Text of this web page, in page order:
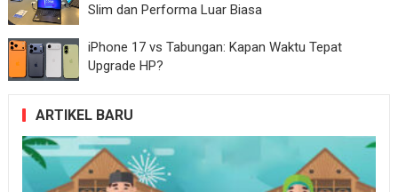
Slim dan Performa Luar Biasa
iPhone 17 vs Tabungan: Kapan Waktu Tepat
Upgrade HP?
ARTIKEL BARU